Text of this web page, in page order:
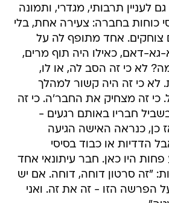
תרבותי, מגדרי, ותמונה
כוחות בחברה: צעירה אחת, בלי
צוחקים. אחד מתופף לה על
דאם, כאילו היה תוף מרים,
לא כי זה הסב לה, או לו,
לא כי זה היה קשור למהלך
כי זה מצחיק את החבר'ה. כי זה
חבריו באותם רגעים -
כן, כנראה האישה הגיעה
הדדיות או כבוד בסיסי
היו כאן. חבר עיתונאי אחד
"זה סרטון דוחה, דוחה. אם יש
הפרשה הזו - זה את זה. ואני